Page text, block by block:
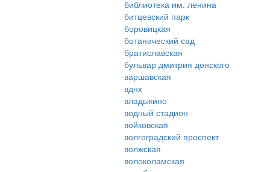
библиотека им. ленина
битцевский парк
боровицкая
ботанический сад
братиславская
бульвар дмитрия донского
варшавская
вднх
владыкино
водный стадион
войковская
волгоградский проспект
волжская
волоколамская